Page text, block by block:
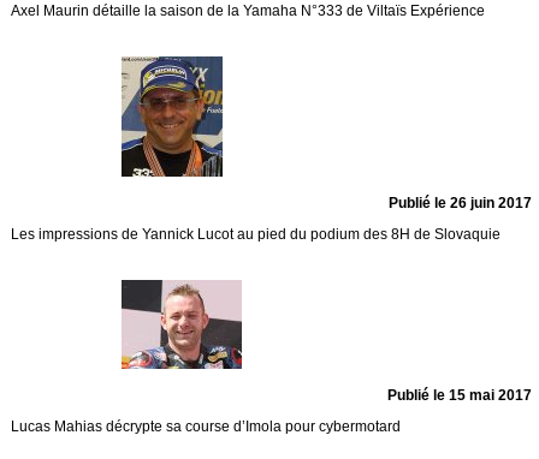
Axel Maurin détaille la saison de la Yamaha N°333 de Viltaïs Expérience
Publié le 26 juin 2017
Les impressions de Yannick Lucot au pied du podium des 8H de Slovaquie
Publié le 15 mai 2017
Lucas Mahias décrypte sa course d’Imola pour cybermotard